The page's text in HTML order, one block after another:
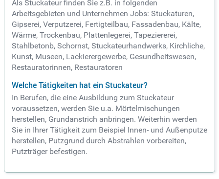
Als Stuckateur finden Sie z.B. in folgenden
Arbeitsgebieten und Unternehmen Jobs: Stuckaturen,
Gipserei, Verputzerei, Fertigteilbau, Fassadenbau, Kälte,
Wärme, Trockenbau, Plattenlegerei, Tapeziererei,
Stahlbetonb, Schornst, Stuckateurhandwerks, Kirchliche,
Kunst, Museen, Lackierergewerbe, Gesundheitswesen,
Restauratorinnen, Restauratoren
Welche Tätigkeiten hat ein Stuckateur?
In Berufen, die eine Ausbildung zum Stuckateur
voraussetzen, werden Sie u.a. Mörtelmischungen
herstellen, Grundanstrich anbringen. Weiterhin werden
Sie in Ihrer Tätigkeit zum Beispiel Innen- und Außenputze
herstellen, Putzgrund durch Abstrahlen vorbereiten,
Putzträger befestigen.